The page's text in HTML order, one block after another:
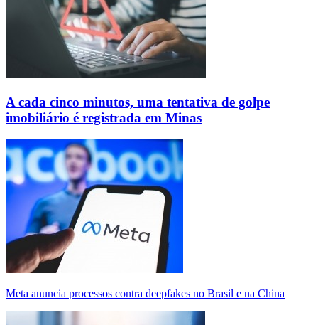
A cada cinco minutos, uma tentativa de golpe
imobiliário é registrada em Minas
Meta anuncia processos contra deepfakes no Brasil e na China